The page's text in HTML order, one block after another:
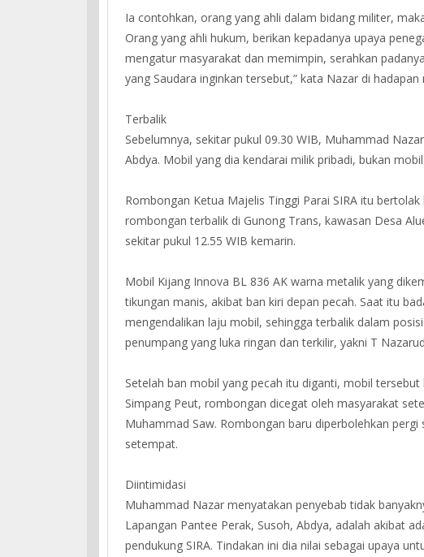
Ia contohkan, orang yang ahli dalam bidang militer,
Orang yang ahli hukum, berikan kepadanya upaya
mengatur masyarakat dan memimpin, serahkan
yang Saudara inginkan tersebut,” kata Nazar di hadapan
Terbalik
Sebelumnya, sekitar pukul 09.30 WIB, Muhammad
Abdya. Mobil yang dia kendarai milik pribadi, bukan
Rombongan Ketua Majelis Tinggi Parai SIRA itu
rombongan terbalik di Gunong Trans, kawasan Desa
sekitar pukul 12.55 WIB kemarin.
Mobil Kijang Innova BL 836 AK warna metalik yang
tikungan manis, akibat ban kiri depan pecah. Saat itu
mengendalikan laju mobil, sehingga terbalik dalam
penumpang yang luka ringan dan terkilir, yakni T
Setelah ban mobil yang pecah itu diganti, mobil
Simpang Peut, rombongan dicegat oleh masyarakat
Muhammad Saw. Rombongan baru diperbolehkan
setempat.
Diintimidasi
Muhammad Nazar menyatakan penyebab tidak
Lapangan Pantee Perak, Susoh, Abdya, adalah akibat
pendukung SIRA. Tindakan ini dia nilai sebagai upaya